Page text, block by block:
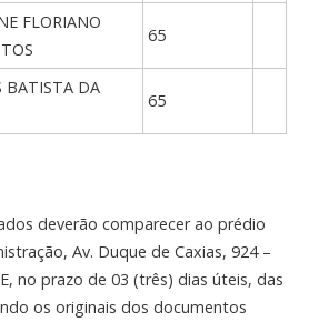
FLORIANO
65
BATISTA DA
65
deverão comparecer ao prédio
Av. Duque de Caxias, 924 –
no prazo de 03 (três) dias úteis, das
os originais dos documentos